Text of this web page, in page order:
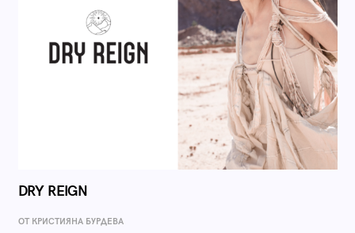
DRY REIGN
ОТ КРИСТИЯНА БУРДЕВА